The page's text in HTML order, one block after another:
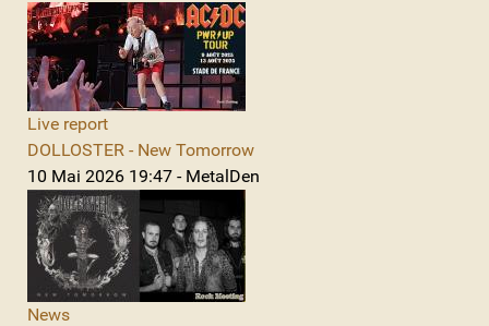
Live report
DOLLOSTER - New Tomorrow
10 Mai 2026 19:47 - MetalDen
News